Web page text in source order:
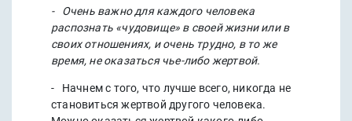
- Очень важно для каждого человека
распознать «чудовище» в своей жизни или в
своих отношениях, и очень трудно, в то же
время, не оказаться чье-либо жертвой.
- Начнем с того, что лучше всего, никогда не
становиться жертвой другого человека.